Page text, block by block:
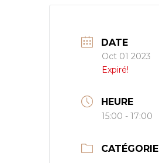
DATE
Oct 01 2023
Expiré!
HEURE
15:00 - 17:00
CATÉGORIE